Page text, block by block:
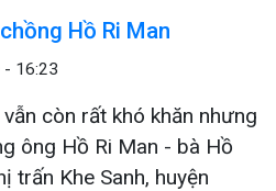
Hồ Ri Man
16:23
còn rất khó khăn nhưng
ông Hồ Ri Man - bà Hồ
trấn Khe Sanh, huyện